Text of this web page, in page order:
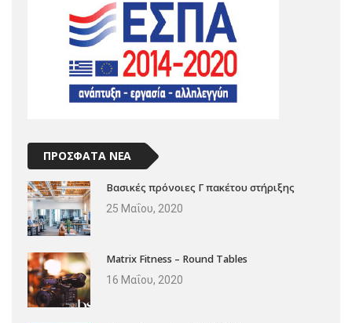
ΠΡΟΣΦΑΤΑ ΝΕΑ
Βασικές πρόνοιες Γ πακέτου στήριξης
25 Μαΐου, 2020
Matrix Fitness – Round Tables
16 Μαΐου, 2020